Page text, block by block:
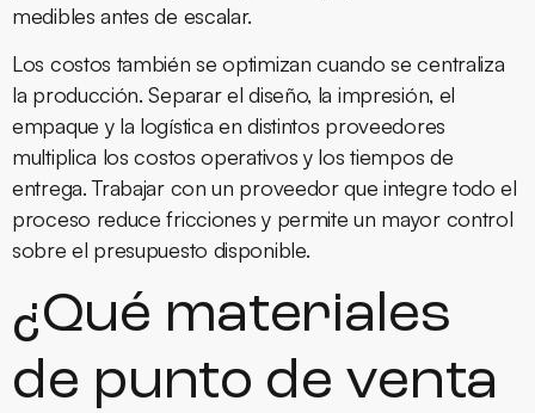
medibles antes de escalar.
Los costos también se optimizan cuando se centraliza
la producción. Separar el diseño, la impresión, el
empaque y la logística en distintos proveedores
multiplica los costos operativos y los tiempos de
entrega. Trabajar con un proveedor que integre todo el
proceso reduce fricciones y permite un mayor control
sobre el presupuesto disponible.
¿Qué materiales
de punto de venta